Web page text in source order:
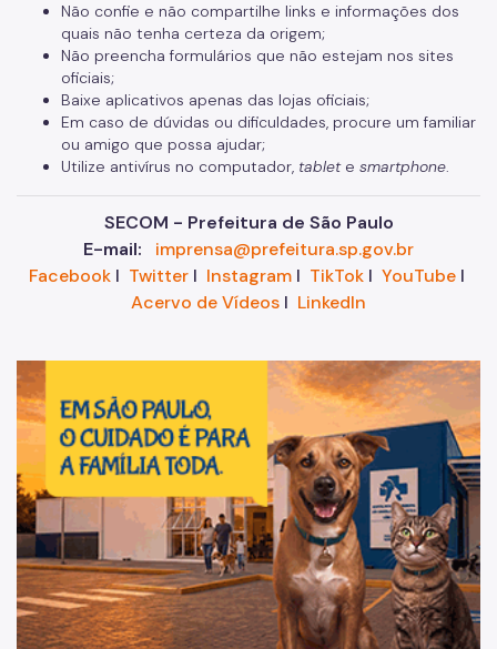
Não confie e não compartilhe links e informações dos
quais não tenha certeza da origem;
Não preencha formulários que não estejam nos sites
oficiais;
Baixe aplicativos apenas das lojas oficiais;
Em caso de dúvidas ou dificuldades, procure um familiar
ou amigo que possa ajudar;
Utilize antivírus no computador, tablete smartphone.
SECOM - Prefeitura de São Paulo
E-mail:
imprensa@prefeitura.sp.gov.br
FacebookI TwitterI InstagramI TikTokI YouTubeI
Acervo de Vídeos I LinkedIn